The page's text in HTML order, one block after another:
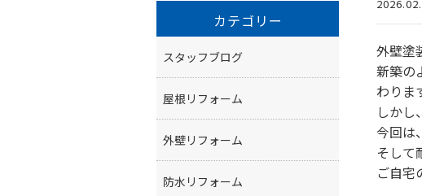
外壁塗
新築の
わりま
しかし
今回は
そして
ご自宅
カテゴリー
スタッフブログ
屋根リフォーム
外壁リフォーム
防水リフォーム